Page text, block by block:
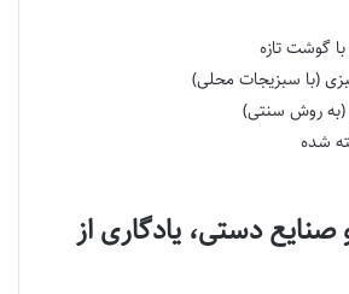
گوشت تازه
(با سبزیجات محلی)
روش سنتی)
شده
دستی، یادگاری از